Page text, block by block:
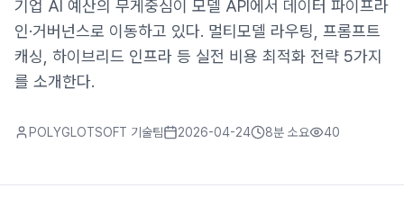
기업 AI 예산의 무게중심이 모델 API에서 데이터 파이프라
인·거버넌스로 이동하고 있다. 멀티모델 라우팅, 프롬프트
캐싱, 하이브리드 인프라 등 실전 비용 최적화 전략 5가지
를 소개한다.
POLYGLOTSOFT 기술팀 2026-04-24 8분 소요 40